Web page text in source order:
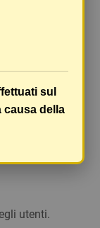
di
di
rischio,
utenti.
sul
causa della